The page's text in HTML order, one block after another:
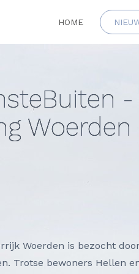
HOME
-
Woerden
Woerden is bezocht
Trotse bewoners Hellen